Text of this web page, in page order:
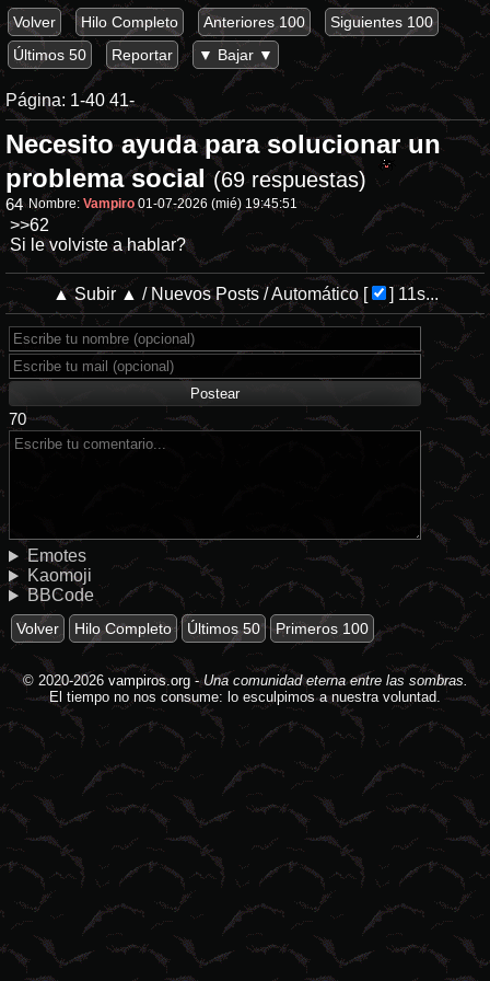
Volver Hilo Completo Anteriores 100
Siguientes 100
Últimos 50
Reportar ▼ Bajar ▼
Página: 1-40 41-
Necesito ayuda para solucionar un
problema social (69 respuestas)
64 Nombre:Vampiro 01-07-2026 (mié) 19:45:51
>>62
Si le volviste a hablar?
▲ Subir ▲ / Nuevos Posts/Automático[ ] 11s...
70
Emotes
Kaomoji
BBCode
Volver Hilo Completo Últimos 50 Primeros 100
© 2020-2026 vampiros.org-Una comunidad eterna entre las sombras.
El tiempo no nos consume: lo esculpimos a nuestra voluntad.